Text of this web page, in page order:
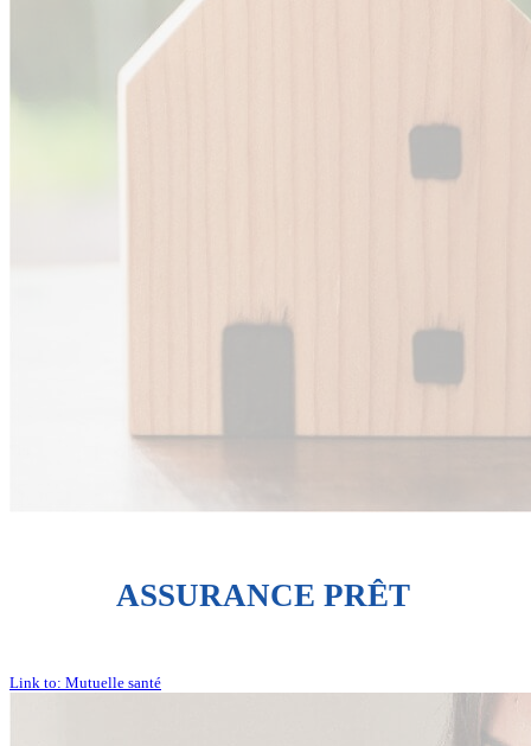
ASSURANCE PRÊT
Link to: Mutuelle santé